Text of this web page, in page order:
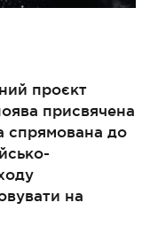
проєкт
присвячена
спрямована до
на